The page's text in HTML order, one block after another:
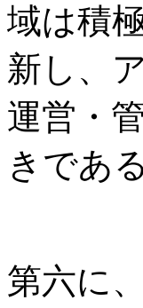
域は積
新し、
運営・
きである
第六に